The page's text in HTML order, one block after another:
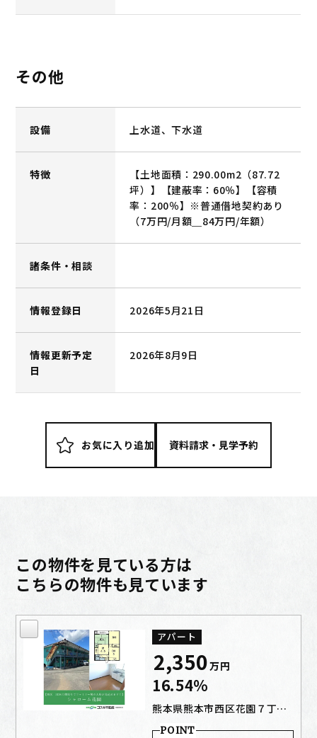
その他
設備 上水道、下水道
特徴
【土地面積：290.00m2（87.72
坪）】【建蔽率：60％】【容積
率：200％】※普通借地契約あり
（7万円/月額＿84万円/年額）
諸条件・相談
情報登録日 2026年5月21日
情報更新予定
日
2026年8月9日
お気に入り追加
この物件を見ている方は
こちらの物件も見ています
アパート
2,350万円
16.54%
熊本県熊本市西区花園７丁目57-45